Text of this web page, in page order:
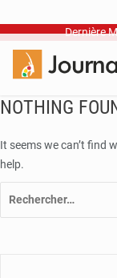
Dernière
NOTHING
It seems we can’t find
help.